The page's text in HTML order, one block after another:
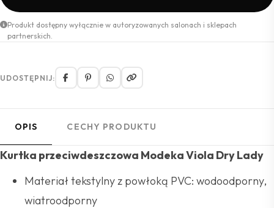
Produkt dostępny wyłącznie w autoryzowanych salonach i sklepach
partnerskich.
UDOSTĘPNIJ:
OPIS CECHY PRODUKTU
Kurtka przeciwdeszczowa Modeka Viola Dry Lady
Materiał tekstylny z powłoką PVC: wodoodporny,
wiatroodporny